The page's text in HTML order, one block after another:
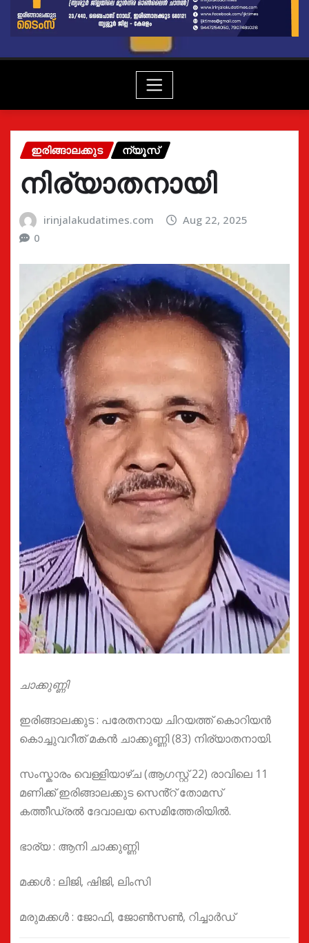
ഇരിങ്ങാലക്കുട ന്യൂസ്
നിര്യാതനായി
irinjalakudatimes.com
Aug 22, 2025
0
ചാക്കുണ്ണി
ഇരിങ്ങാലക്കുട : പരേതനായ ചിറയത്ത് കൊറിയൻ
കൊച്ചുവറീത് മകൻ ചാക്കുണ്ണി (83) നിര്യാതനായി.
സംസ്കാരം വെള്ളിയാഴ്ച (ആഗസ്റ്റ് 22) രാവിലെ 11
മണിക്ക് ഇരിങ്ങാലക്കുട സെൻ്റ് തോമസ്
കത്തീഡ്രൽ ദേവാലയ സെമിത്തേരിയിൽ.
ഭാര്യ : ആനി ചാക്കുണ്ണി
മക്കൾ : ലിജി, ഷിജി, ലിംസി
മരുമക്കൾ : ജോഫി, ജോൺസൺ, റിച്ചാർഡ്